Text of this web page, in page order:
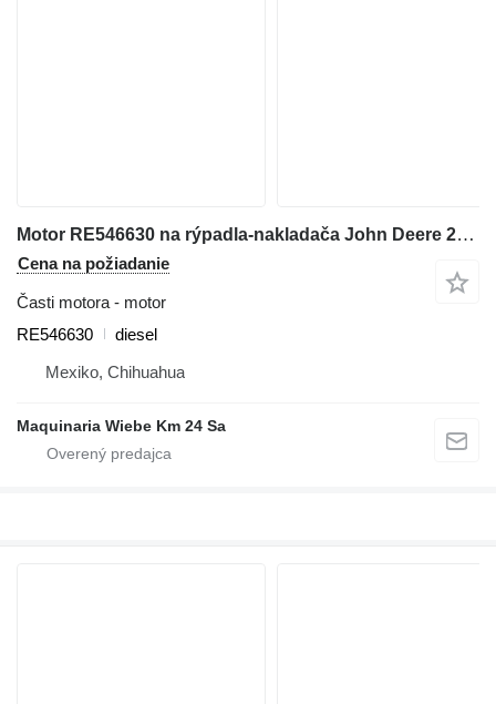
Motor RE546630 na rýpadla-nakladača John Deere 210K
Cena na požiadanie
Časti motora - motor
RE546630
diesel
Mexiko, Chihuahua
Maquinaria Wiebe Km 24 Sa